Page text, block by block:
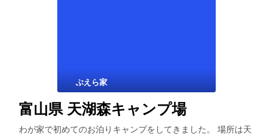
ぷえら家
富山県 天湖森キャンプ場
わが家で初めてのお泊りキャンプをしてきました。 場所は天